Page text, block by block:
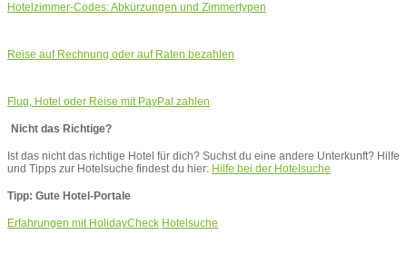
Hotelzimmer-Codes: Abkürzungen und Zimmertypen
Reise auf Rechnung oder auf Raten bezahlen
Flug, Hotel oder Reise mit PayPal zahlen
Nicht das Richtige?
Ist das nicht das richtige Hotel für dich? Suchst du eine andere Unterkunft? Hilfe
und Tipps zur Hotelsuche findest du hier: Hilfe bei der Hotelsuche
Tipp: Gute Hotel-Portale
Erfahrungen mit HolidayCheck Hotelsuche